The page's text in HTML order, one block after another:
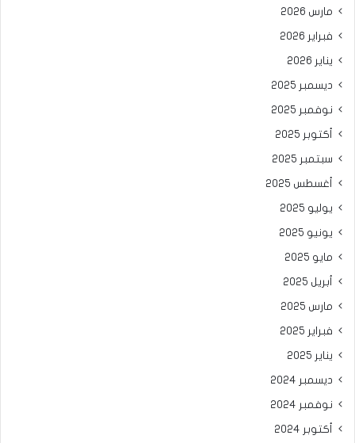
مارس 2026
فبراير 2026
يناير 2026
ديسمبر 2025
نوفمبر 2025
أكتوبر 2025
سبتمبر 2025
أغسطس 2025
يوليو 2025
يونيو 2025
مايو 2025
أبريل 2025
مارس 2025
فبراير 2025
يناير 2025
ديسمبر 2024
نوفمبر 2024
أكتوبر 2024